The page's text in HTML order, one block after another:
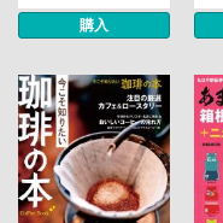
購入